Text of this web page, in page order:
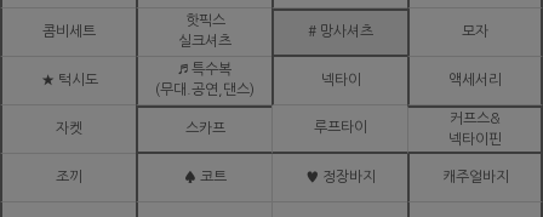
콤비세트
핫픽스
실크셔츠
# 망사셔츠 모자
★ 턱시도
♬ 특수복
(무대.공연,댄스)
넥타이 액세서리
자켓 스카프 루프타이
커프스&
넥타이핀
조끼 ♠ 코트 ♥ 정장바지 캐주얼바지